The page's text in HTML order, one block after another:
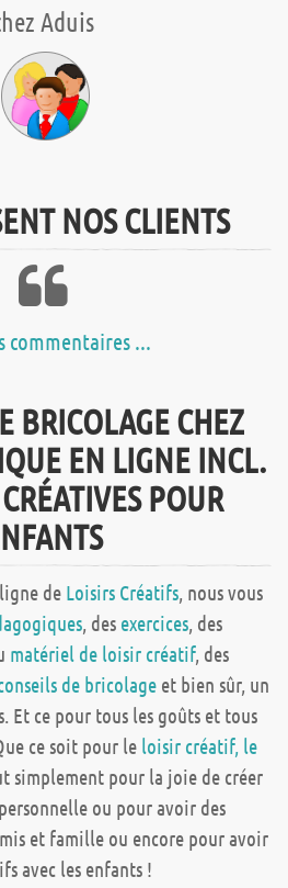
Aduis
NOS CLIENTS
commentaires ...
BRICOLAGE CHEZ
EN LIGNE INCL.
POUR
de Loisirs Créatifs, nous vous
, des exercices, des
matériel de loisir créatif, des
de bricolage et bien sûr, un
Et ce pour tous les goûts et tous
ce soit pour le loisir créatif, le
simplement pour la joie de créer
ou pour avoir des
et famille ou encore pour avoir
avec les enfants !